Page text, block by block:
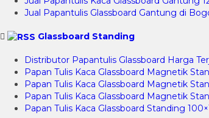
Jual Papantulis Glassboard Gantung di
Glassboard Standing
Distributor Papantulis Glassboard Harga
Papan Tulis Kaca Glassboard Magnetik
Papan Tulis Kaca Glassboard Magnetik
Papan Tulis Kaca Glassboard Magnetik
Papan Tulis Kaca Glassboard Standing